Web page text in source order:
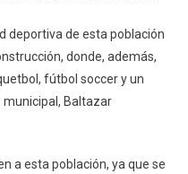
7
En
San
Lorenzo
deportiva de esta población
donde, además,
fútbol soccer y un
Baltazar
a esta población, ya que se